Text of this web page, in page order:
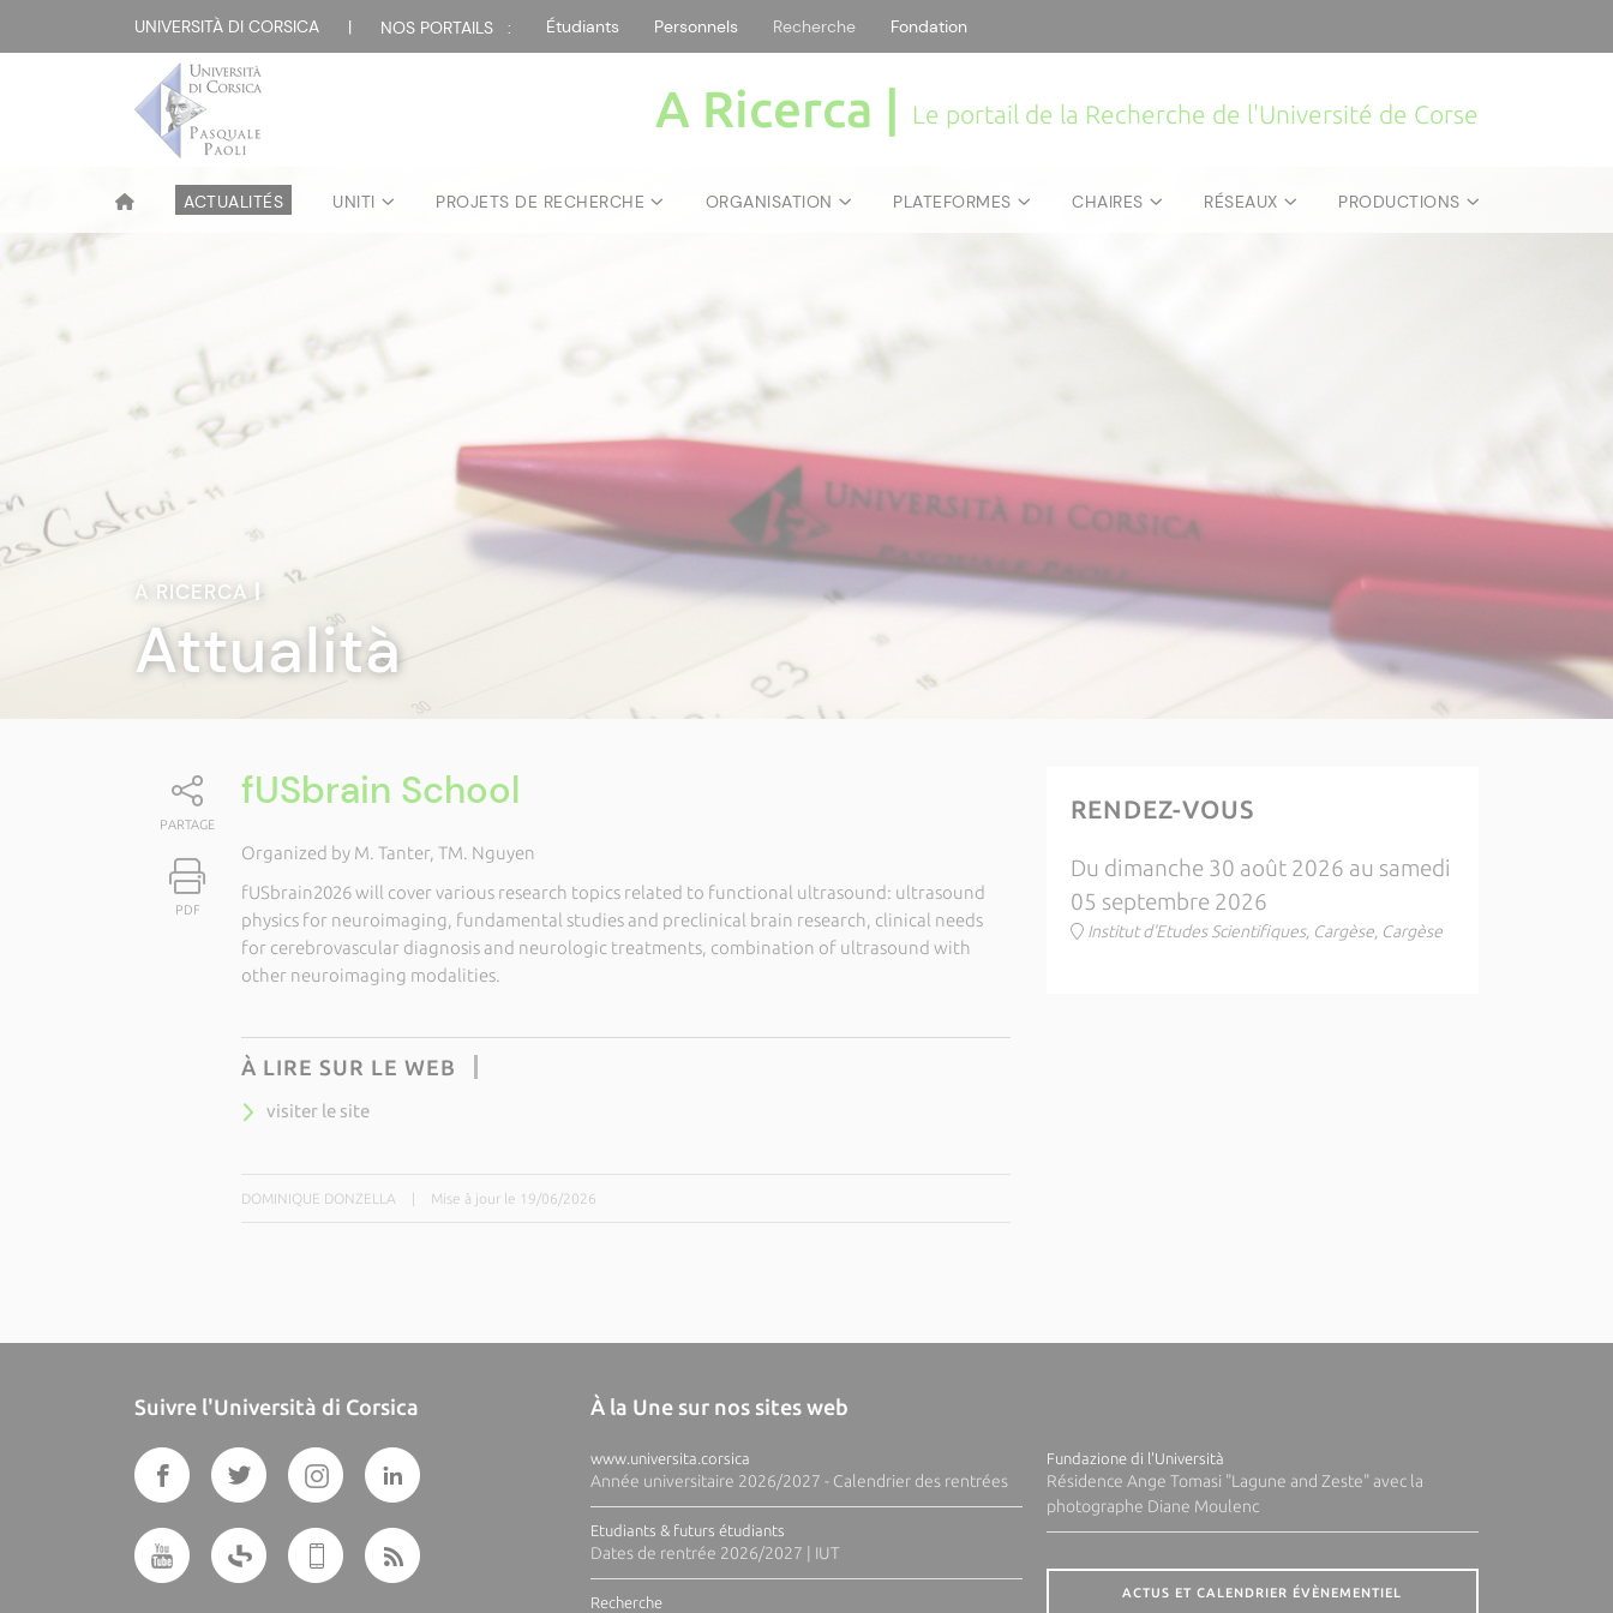
UNIVERSITÀ DI CORSICA | NOS PORTAILS : Étudiants Personnels Recherche Fondation
A Ricerca | Le portail de la Recherche de l'Université de Corse
ACTUALITÉS UNITI PROJETS DE RECHERCHE ORGANISATION PLATEFORMES CHAIRES RÉSEAUX PRODUCTIONS
A RICERCA|
Attualità
PARTAGE
PDF
fUSbrain School
Organized by M. Tanter, TM. Nguyen
fUSbrain2026 will cover various research topics related to functional ultrasound: ultrasound
physics for neuroimaging, fundamental studies and preclinical brain research, clinical needs
for cerebrovascular diagnosis and neurologic treatments, combination of ultrasound with
other neuroimaging modalities.
À LIRE SUR LE WEB
visiter le site
DOMINIQUE DONZELLA Mise à jour le 19/06/2026
RENDEZ-VOUS
Du dimanche 30 août 2026 au samedi
05 septembre 2026
Institut d'Etudes Scientifiques, Cargèse, Cargèse
Suivre l'Università di Corsica À la Une sur nos sites web
www.universita.corsica
Année universitaire 2026/2027 - Calendrier des rentrées
Etudiants & futurs étudiants
Dates de rentrée 2026/2027 | IUT
Recherche
Fundazione di l'Università
Résidence Ange Tomasi "Lagune and Zeste" avec la
photographe Diane Moulenc
ACTUS ET CALENDRIER ÉVÈNEMENTIEL